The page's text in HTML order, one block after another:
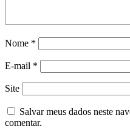
Nome *
E-mail *
Site
Salvar meus dados neste
comentar.